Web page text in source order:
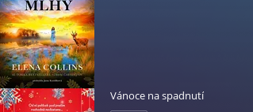
Vánoce na spadnutí